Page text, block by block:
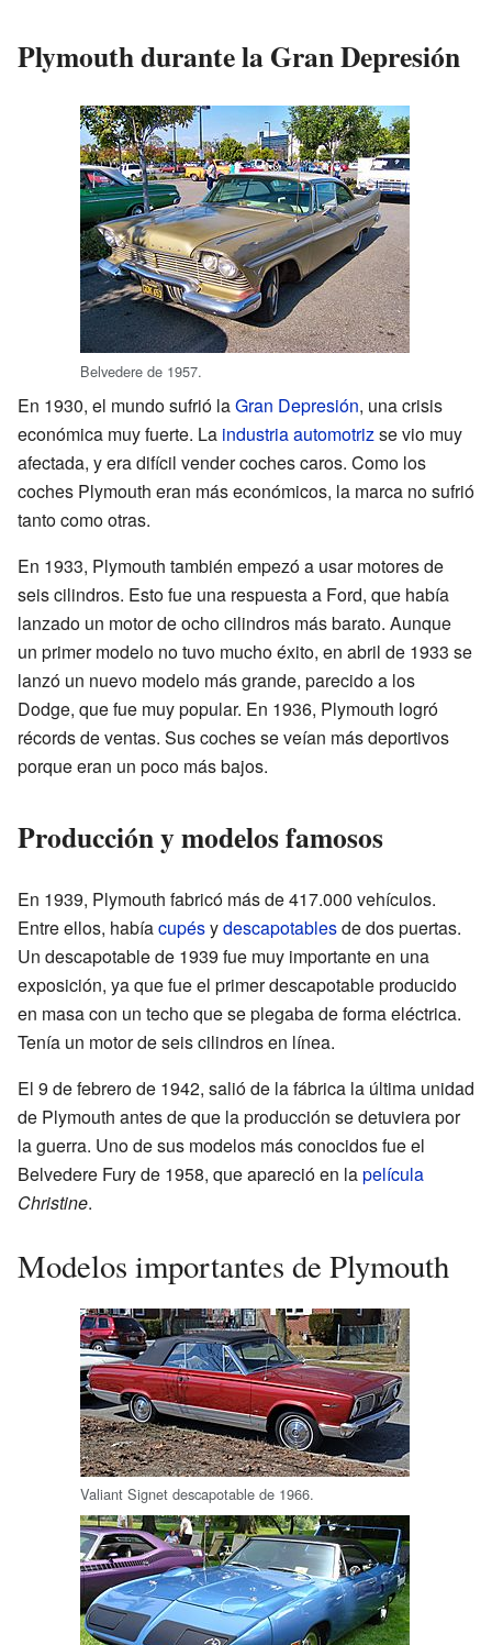
Plymouth durante la Gran Depresión
Belvedere de 1957.
En 1930, el mundo sufrió laGran Depresión, una crisis
económica muy fuerte. La industria automotrizse vio muy
afectada, y era difícil vender coches caros. Como los
coches Plymouth eran más económicos, la marca no sufrió
tanto como otras.
En 1933, Plymouth también empezó a usar motores de
seis cilindros. Esto fue una respuesta a Ford, que había
lanzado un motor de ocho cilindros más barato. Aunque
un primer modelo no tuvo mucho éxito, en abril de 1933 se
lanzó un nuevo modelo más grande, parecido a los
Dodge, que fue muy popular. En 1936, Plymouth logró
récords de ventas. Sus coches se veían más deportivos
porque eran un poco más bajos.
Producción y modelos famosos
En 1939, Plymouth fabricó más de 417.000 vehículos.
Entre ellos, habíacupésydescapotablesde dos puertas.
Un descapotable de 1939 fue muy importante en una
exposición, ya que fue el primer descapotable producido
en masa con un techo que se plegaba de forma eléctrica.
Tenía un motor de seis cilindros en línea.
El 9 de febrero de 1942, salió de la fábrica la última unidad
de Plymouth antes de que la producción se detuviera por
la guerra. Uno de sus modelos más conocidos fue el
Belvedere Fury de 1958, que apareció en lapelícula
Christine.
Modelos importantes de Plymouth
Valiant Signet descapotable de 1966.